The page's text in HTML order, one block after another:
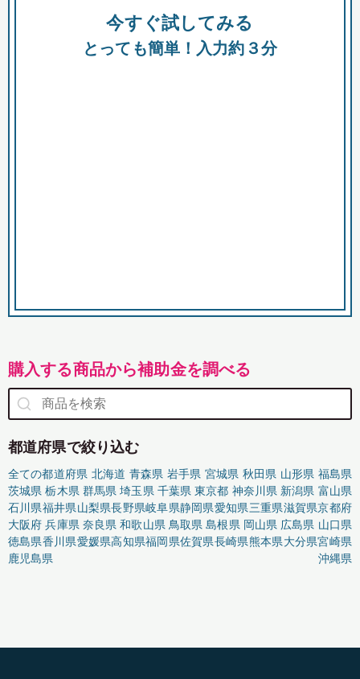
助成金 融資 出資
今すぐ試してみる
とっても簡単！入力約３分
購入する商品から補助金を調べる
都道府県で絞り込む
全ての都道府県 北海道 青森県 岩手県 宮城県 秋田県 山形県 福島県
茨城県 栃木県 群馬県 埼玉県 千葉県 東京都 神奈川県 新潟県 富山県
石川県福井県山梨県長野県岐阜県静岡県愛知県三重県滋賀県京都府
大阪府 兵庫県 奈良県 和歌山県 鳥取県 島根県 岡山県 広島県 山口県
徳島県香川県愛媛県高知県福岡県佐賀県長崎県熊本県大分県宮崎県
鹿児島県
沖縄県